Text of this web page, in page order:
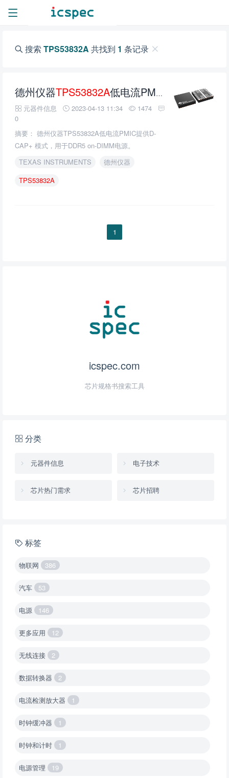
搜索 TPS53832A 共找到 1 条记录
德州仪器TPS53832A低电流PMIC的介绍、特性、及应用
元器件信息 2023-04-13 11:34
1474
0
摘要： 德州仪器TPS53832A低电流PMIC提供D-
CAP+ 模式，用于DDR5 on-DIMM电源。
TEXAS INSTRUMENTS
德州仪器
TPS53832A
1
icspec.com
芯片规格书搜索工具
分类
元器件信息 电子技术
芯片热门需求 芯片招聘
标签
物联网 386
汽车 53
电源 146
更多应用 12
无线连接 2
数据转换器 2
电流检测放大器 1
时钟缓冲器 1
时钟和计时 1
电源管理 19